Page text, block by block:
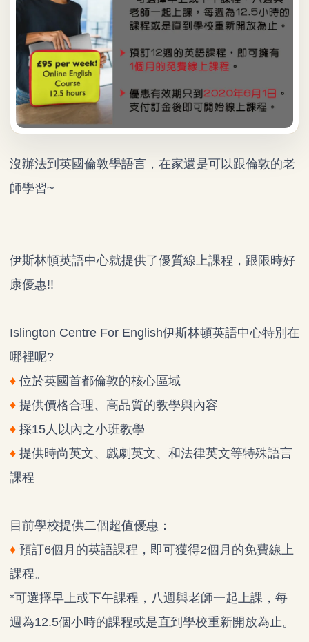
沒辦法到英國倫敦學語言，在家還是可以跟倫敦的老
師學習~
伊斯林頓英語中心就提供了優質線上課程，跟限時好
康優惠!!
Islington Centre For English伊斯林頓英語中心特別在
哪裡呢?
♦ 位於英國首都倫敦的核心區域
♦ 提供價格合理、高品質的教學與內容
♦ 採15人以內之小班教學
♦ 提供時尚英文、戲劇英文、和法律英文等特殊語言
課程
目前學校提供二個超值優惠：
♦ 預訂6個月的英語課程，即可獲得2個月的免費線上
課程。
*可選擇早上或下午課程，八週與老師一起上課，每
週為12.5個小時的課程或是直到學校重新開放為止。